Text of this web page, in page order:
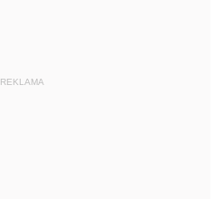
REKLAMA